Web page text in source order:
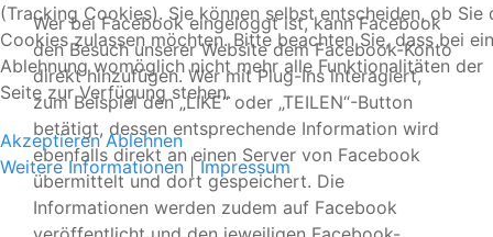
Wer bei Facebook eingeloggt ist, kann Facebook
den Besuch unserer Website dem Facebook-Konto
direkt hinzufügen. Wer mit Plug-Ins interagiert,
zum Beispiel den „LIKE“ oder „TEILEN“-Button
betätigt, dessen entsprechende Information wird
ebenfalls direkt an einen Server von Facebook
übermittelt und dort gespeichert. Die
Informationen werden zudem auf Facebook
(Tracking Cookies). Sie können selbst entscheiden, ob Sie
Cookies zulassen möchten. Bitte beachten Sie, dass bei
Ablehnung womöglich nicht mehr alle Funktionalitäten der
Seite zur Verfügung stehen.
Akzeptieren Ablehnen
Weitere Informationen|Impressum